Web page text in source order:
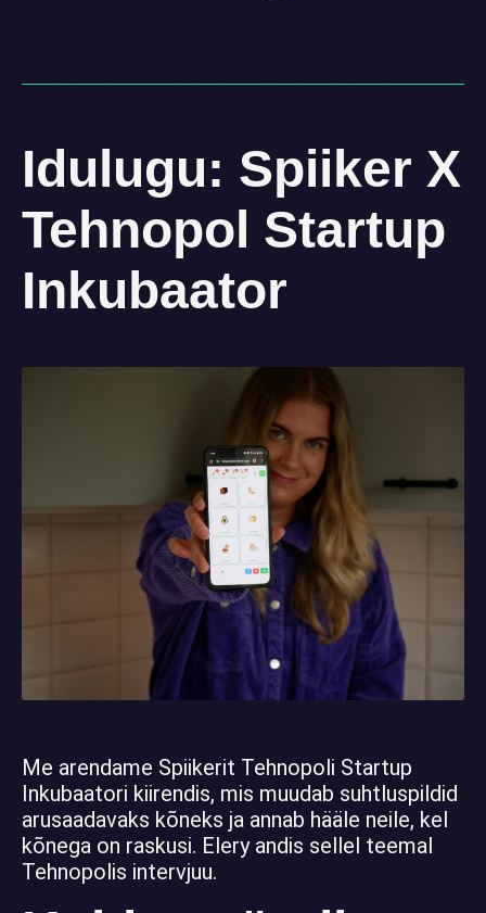
Idulugu: Spiiker X
Tehnopol Startup
Inkubaator
Me arendame Spiikerit Tehnopoli Startup
Inkubaatori kiirendis, mis muudab suhtluspildid
arusaadavaks kõneks ja annab hääle neile, kel
kõnega on raskusi. Elery andis sellel teemal
Tehnopolis intervjuu.